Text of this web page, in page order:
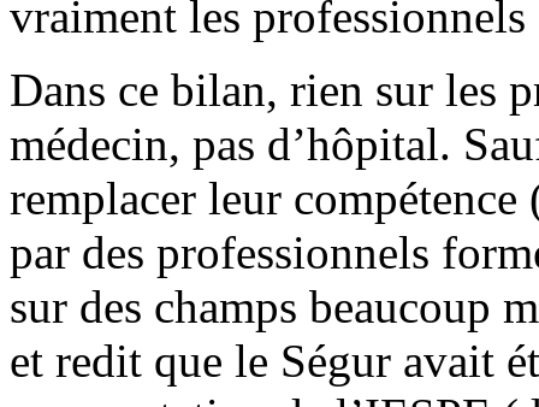
vraiment les
Dans ce bilan, rien sur les
médecin, pas d’hôpital.
remplacer leur
par des professionnels
sur des champs beaucoup
et redit que le Ségur avait